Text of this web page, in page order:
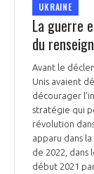
UKRAINE
La guerre
du
Avant le
Unis avaient
décourager
stratégie qui
révolution
apparu dans
de 2022, dans
début 2021